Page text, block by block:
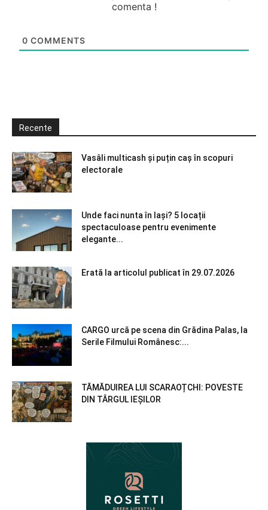
comenta !
0 COMMENTS
Recente
Vasâli multicash și puțin caș în scopuri
electorale
Unde faci nunta în Iași? 5 locații
spectaculoase pentru evenimente
elegante...
Erată la articolul publicat în 29.07.2026
CARGO urcă pe scena din Grădina Palas, la
Serile Filmului Românesc:...
TĂMĂDUIREA LUI SCARAOȚCHI: POVESTE
DIN TÂRGUL IEȘILOR